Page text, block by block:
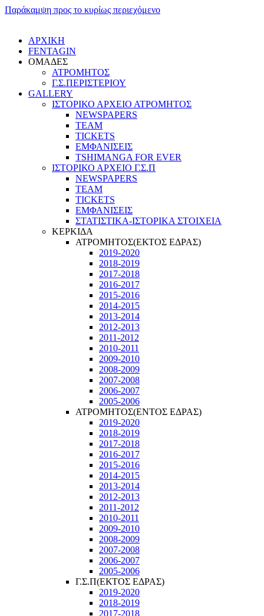
Παράκαμψη προς το κυρίως περιεχόμενο
ΑΡΧΙΚΗ
FENTAGIN
ΟΜΑΔΕΣ
ΑΤΡΟΜΗΤΟΣ
Γ.Σ.ΠEΡΙΣΤΕΡΙΟΥ
GALLERY
ΙΣΤΟΡΙΚΟ ΑΡΧΕΙΟ ΑΤΡΟΜΗΤΟΣ
NEWSPAPERS
TEAM
TICKETS
ΕΜΦΑΝΙΣΕΙΣ
TSHIMANGA FOR EVER
ΙΣΤΟΡΙΚΟ ΑΡΧΕΙΟ Γ.Σ.Π
NEWSPAPERS
TEAM
TICKETS
ΕΜΦΑΝΙΣΕΙΣ
ΣΤΑΤΙΣΤΙΚΑ-ΙΣΤΟΡΙΚΑ ΣΤΟΙΧΕΙΑ
ΚΕΡΚΙΔΑ
ΑΤΡΟΜΗΤΟΣ(ΕΚΤΟΣ ΕΔΡΑΣ)
2019-2020
2018-2019
2017-2018
2016-2017
2015-2016
2014-2015
2013-2014
2012-2013
2011-2012
2010-2011
2009-2010
2008-2009
2007-2008
2006-2007
2005-2006
ΑΤΡΟΜΗΤΟΣ(ΕΝΤΟΣ ΕΔΡΑΣ)
2019-2020
2018-2019
2017-2018
2016-2017
2015-2016
2014-2015
2013-2014
2012-2013
2011-2012
2010-2011
2009-2010
2008-2009
2007-2008
2006-2007
2005-2006
Γ.Σ.Π(ΕΚΤΟΣ ΕΔΡΑΣ)
2019-2020
2018-2019
2017-2018